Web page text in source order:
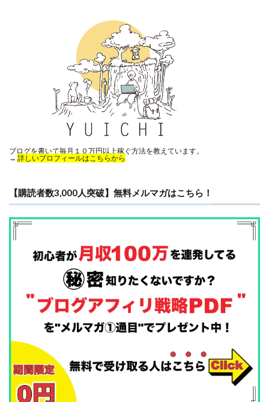
ブログを書いて毎月１０万円以上稼ぐ方法を教えています。
→ 詳しいプロフィールはこちらから
【購読者数3,000人突破】無料メルマガはこちら！